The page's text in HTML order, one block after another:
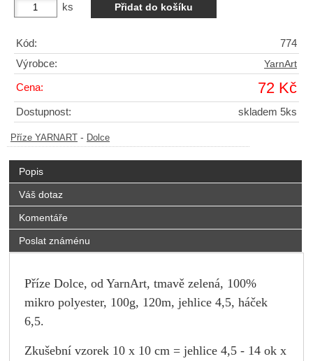
ks
Kód:
774
Výrobce:
YarnArt
Cena: 72 Kč
Dostupnost: skladem 5ks
Příze YARNART - Dolce
Popis
Váš dotaz
Komentáře
Poslat známénu
Příze Dolce, od YarnArt, tmavě zelená, 100%
mikro polyester, 100g, 120m, jehlice 4,5, háček
6,5.
Zkušební vzorek 10 x 10 cm = jehlice 4,5 - 14 ok x